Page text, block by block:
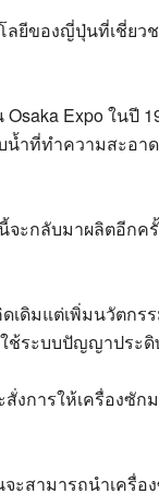
ลยีของญี่ปุ่นที่เชี่ยว
Expo ในปี
บน้ำที่ทำความสะอ
นี้จะกลับมาผลิตอีก
เดิมแต่เพิ่มนวัตกร
ใช้ระบบปัญญาประ
งการให้เครื่องซั
ะสามารถนำเครื่อ